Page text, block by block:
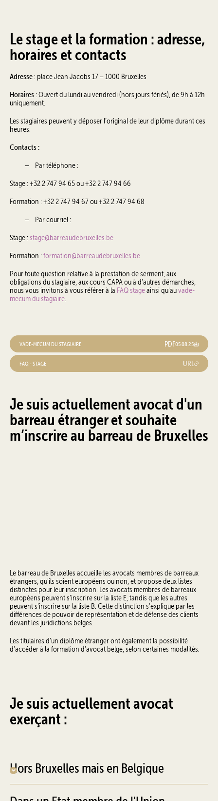
Le stage et la formation : adresse,
horaires et contacts
Adresse : place Jean Jacobs 17 – 1000 Bruxelles
Horaires : Ouvert du lundi au vendredi (hors jours fériés), de 9h à 12h
uniquement.
Les stagiaires peuvent y déposer l’original de leur diplôme durant ces
heures.
Contacts :
Par téléphone :
Stage : +32 2 747 94 65 ou +32 2 747 94 66
Formation : +32 2 747 94 67 ou +32 2 747 94 68
Par courriel :
Stage : stage@barreaudebruxelles.be
Formation : formation@barreaudebruxelles.be
Pour toute question relative à la prestation de serment, aux
obligations du stagiaire, aux cours CAPA ou à d’autres démarches,
nous vous invitons à vous référer à la FAQ stageainsi qu'auvade-
mecum du stagiaire.
VADE-MECUM DU STAGIAIRE PDF05.08.25
FAQ - STAGE URL
Je suis actuellement avocat d'un
barreau étranger et souhaite
m’inscrire au barreau de Bruxelles
Le barreau de Bruxelles accueille les avocats membres de barreaux
étrangers, qu'ils soient européens ou non, et propose deux listes
distinctes pour leur inscription. Les avocats membres de barreaux
européens peuvent s'inscrire sur la liste E, tandis que les autres
peuvent s'inscrire sur la liste B. Cette distinction s'explique par les
différences de pouvoir de représentation et de défense des clients
devant les juridictions belges.
Les titulaires d'un diplôme étranger ont également la possibilité
d'accéder à la formation d'avocat belge, selon certaines modalités.
Je suis actuellement avocat
exerçant :
Hors Bruxelles mais en Belgique